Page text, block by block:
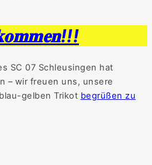
SC 07 Schleusingen hat
– wir freuen uns, unsere
gelben Trikot begrüßen zu